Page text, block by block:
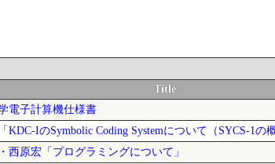
Title
電子計算機仕様書
KDC-IのSymbolic Coding Systemについて（SYCS-1の
西原宏「プログラミングについて」